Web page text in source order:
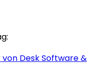
Desk Software &